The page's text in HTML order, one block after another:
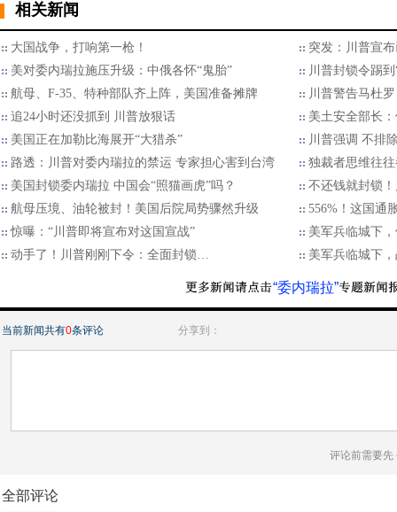
相关新闻
大国战争，打响第一枪！
突发：川普宣
美对委内瑞拉施压升级：中俄各怀“鬼胎”
川普封锁令踢
航母、F-35、特种部队齐上阵，美国准备摊牌
川普警告马杜
追24小时还没抓到 川普放狠话
美土安全部长
美国正在加勒比海展开“大猎杀”
川普强调 不排
路透：川普对委内瑞拉的禁运 专家担心害到台湾
独裁者思维往
美国封锁委内瑞拉 中国会“照猫画虎”吗？
不还钱就封锁
航母压境、油轮被封！美国后院局势骤然升级
556%！这国通
惊曝：“川普即将宣布对这国宣战”
美军兵临城下
动手了！川普刚刚下令：全面封锁…
美军兵临城下
“委内瑞拉”
当前新闻共有0条评论 分享到：
评论前需要先
全部评论